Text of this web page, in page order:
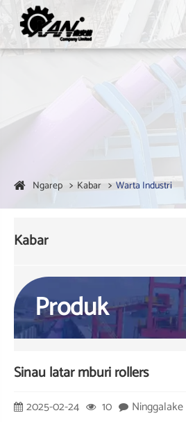
Ngarep Kabar Warta Industri
Kabar
Produk
Sinau latar mburi rollers
2025-02-24 10